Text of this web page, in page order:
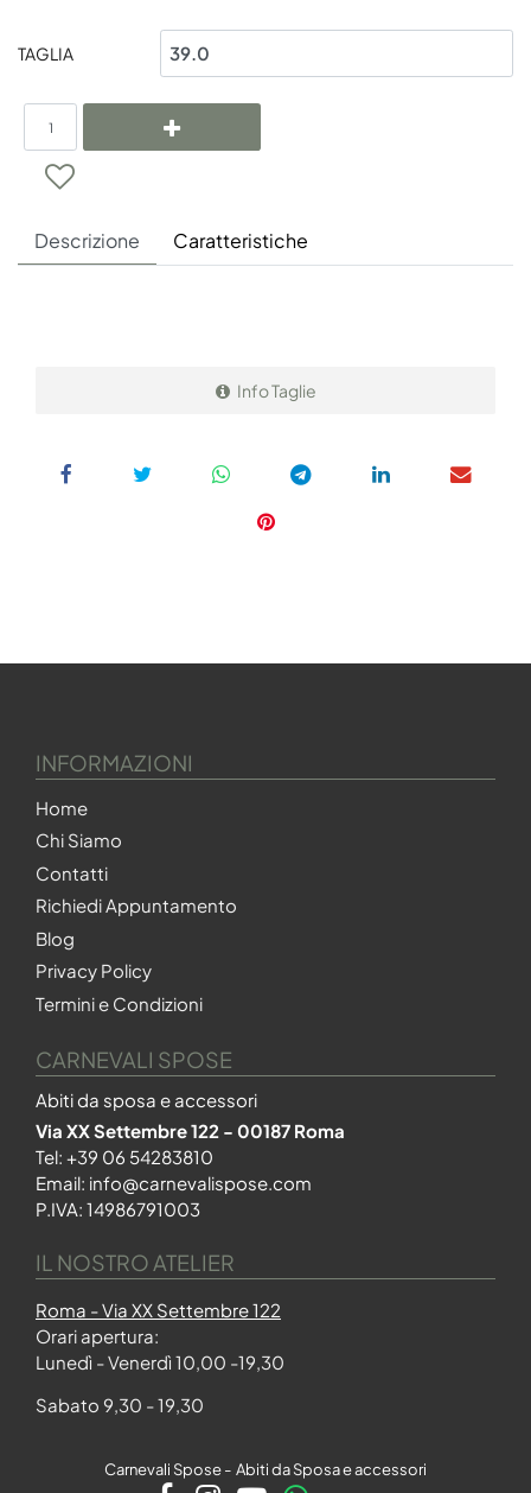
TAGLIA
Descrizione Caratteristiche
Info Taglie
INFORMAZIONI
Home
Chi Siamo
Contatti
Richiedi Appuntamento
Blog
Privacy Policy
Termini e Condizioni
CARNEVALI SPOSE
Abiti da sposa e accessori
Via XX Settembre 122 - 00187 Roma
Tel: +39 06 54283810
Email: info@carnevalispose.com
P.IVA: 14986791003
IL NOSTRO ATELIER
Roma - Via XX Settembre 122
Orari apertura:
Lunedì - Venerdì 10,00 -19,30
Sabato 9,30 - 19,30
Carnevali Spose - Abiti da Sposa e accessori